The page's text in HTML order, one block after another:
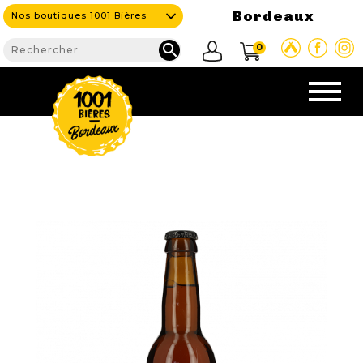
Nos boutiques 1001 Bières Bordeaux
 0

NOS PRODUITS
Nouveautés
Nos Bières